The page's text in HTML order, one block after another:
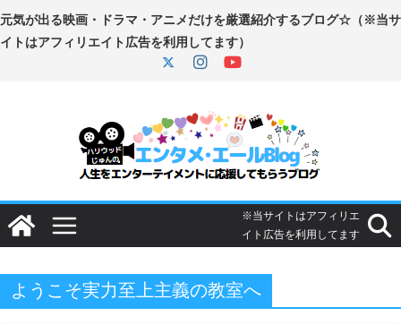
コ
ン
プ
ようこそ実力至上主義の教室へ